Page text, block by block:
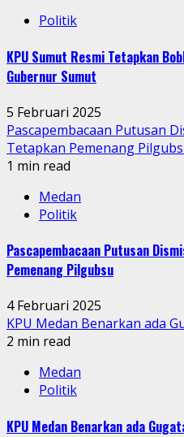
Politik
KPU Sumut Resmi Tetapkan
Gubernur Sumut
5 Februari 2025
Pascapembacaan Putusan
Tetapkan Pemenang
1 min read
Medan
Politik
Pascapembacaan Putusan
Pemenang Pilgubsu
4 Februari 2025
KPU Medan Benarkan ada
2 min read
Medan
Politik
KPU Medan Benarkan ada